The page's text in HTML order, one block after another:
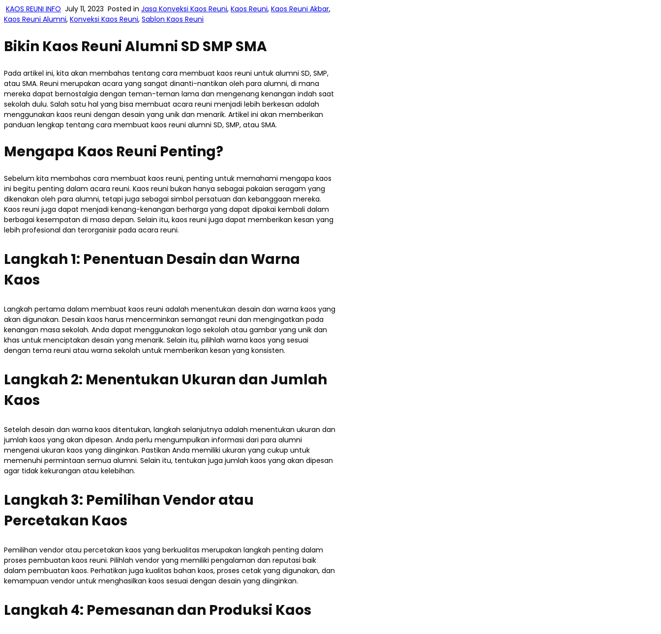
KAOS REUNI INFO July 11, 2023 Posted in Jasa Konveksi Kaos Reuni, Kaos Reuni, Kaos Reuni Akbar,
Kaos Reuni Alumni, Konveksi Kaos Reuni, Sablon Kaos Reuni
Bikin Kaos Reuni Alumni SD SMP SMA
Pada artikel ini, kita akan membahas tentang cara membuat kaos reuni untuk alumni SD, SMP,
atau SMA. Reuni merupakan acara yang sangat dinanti-nantikan oleh para alumni, di mana
mereka dapat bernostalgia dengan teman-teman lama dan mengenang kenangan indah saat
sekolah dulu. Salah satu hal yang bisa membuat acara reuni menjadi lebih berkesan adalah
menggunakan kaos reuni dengan desain yang unik dan menarik. Artikel ini akan memberikan
panduan lengkap tentang cara membuat kaos reuni alumni SD, SMP, atau SMA.
Mengapa Kaos Reuni Penting?
Sebelum kita membahas cara membuat kaos reuni, penting untuk memahami mengapa kaos
ini begitu penting dalam acara reuni. Kaos reuni bukan hanya sebagai pakaian seragam yang
dikenakan oleh para alumni, tetapi juga sebagai simbol persatuan dan kebanggaan mereka.
Kaos reuni juga dapat menjadi kenang-kenangan berharga yang dapat dipakai kembali dalam
berbagai kesempatan di masa depan. Selain itu, kaos reuni juga dapat memberikan kesan yang
lebih profesional dan terorganisir pada acara reuni.
Langkah 1: Penentuan Desain dan Warna
Kaos
Langkah pertama dalam membuat kaos reuni adalah menentukan desain dan warna kaos yang
akan digunakan. Desain kaos harus mencerminkan semangat reuni dan mengingatkan pada
kenangan masa sekolah. Anda dapat menggunakan logo sekolah atau gambar yang unik dan
khas untuk menciptakan desain yang menarik. Selain itu, pilihlah warna kaos yang sesuai
dengan tema reuni atau warna sekolah untuk memberikan kesan yang konsisten.
Langkah 2: Menentukan Ukuran dan Jumlah
Kaos
Setelah desain dan warna kaos ditentukan, langkah selanjutnya adalah menentukan ukuran dan
jumlah kaos yang akan dipesan. Anda perlu mengumpulkan informasi dari para alumni
mengenai ukuran kaos yang diinginkan. Pastikan Anda memiliki ukuran yang cukup untuk
memenuhi permintaan semua alumni. Selain itu, tentukan juga jumlah kaos yang akan dipesan
agar tidak kekurangan atau kelebihan.
Langkah 3: Pemilihan Vendor atau
Percetakan Kaos
Pemilihan vendor atau percetakan kaos yang berkualitas merupakan langkah penting dalam
proses pembuatan kaos reuni. Pilihlah vendor yang memiliki pengalaman dan reputasi baik
dalam pembuatan kaos. Perhatikan juga kualitas bahan kaos, proses cetak yang digunakan, dan
kemampuan vendor untuk menghasilkan kaos sesuai dengan desain yang diinginkan.
Langkah 4: Pemesanan dan Produksi Kaos